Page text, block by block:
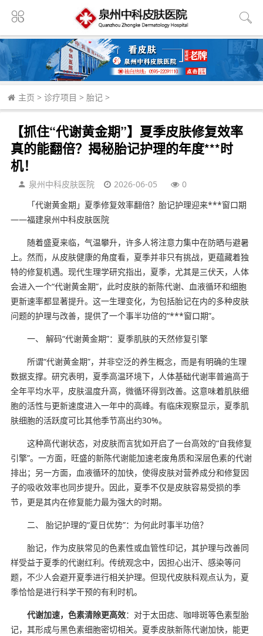
主页 > 诊疗项目 > 胎记 >
【抓住“代谢黄金期”】夏季皮肤修复效率
真的能翻倍？揭秘胎记护理的年度***时
机！
泉州中科皮肤医院 2026-06-05
0
「代谢黄金期」夏季修复效率翻倍？胎记护理迎来***窗口期
——福建泉州中科皮肤医院
随着盛夏来临，气温攀升，许多人将注意力集中在防晒与避暑
上。然而，从皮肤健康的角度看，夏季并非只有挑战，更蕴藏着独
特的修复机遇。现代生理学研究指出，夏季，尤其是三伏天，人体
会进入一个“代谢黄金期”，此时皮肤的新陈代谢、血液循环和细胞
更新速率都显著提升。这一生理变化，为包括胎记在内的多种皮肤
问题的护理与改善，提供了一个事半功倍的“***窗口期”。
一、 解码“代谢黄金期”：夏季肌肤的天然修复引擎
所谓“代谢黄金期”，并非空泛的养生概念，而是有明确的生理
数据支撑。研究表明，夏季高温环境下，人体基础代谢率普遍高于
全年平均水平，皮肤温度升高，微循环得到改善。这意味着肌肤细
胞的活性与更新速度进入一年中的高峰。有临床观察显示，夏季肌
肤细胞的活跃度可比其他季节高出约30%。
这种高代谢状态，对皮肤而言犹如开启了一台高效的“自我修复
引擎”。一方面，旺盛的新陈代谢能加速老废角质和深层色素的代谢
排出；另一方面，血液循环的加快，使得皮肤对营养成分和修复因
子的吸收效率也同步提升。因此，夏季不仅是皮肤容易受损的季
节，更是其内在修复能力最为强大的时期。
二、 胎记护理的“夏日优势”：为何此时事半功倍？
胎记，作为皮肤常见的色素性或血管性印记，其护理与改善同
样受益于夏季的代谢红利。传统观念中，因担心出汗、感染等问
题，不少人会避开夏季进行相关护理。但现代皮肤科观点认为，夏
季恰恰是进行科学干预的有利时机。
代谢加速，色素清除更高效：对于太田痣、咖啡斑等色素型胎
记，其形成与黑色素细胞密切相关。夏季皮肤新陈代谢加快，能更